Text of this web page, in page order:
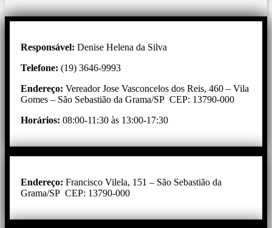
Responsável: Denise Helena da Silva
Telefone: (19) 3646-9993
Endereço: Vereador Jose Vasconcelos dos Reis, 460 – Vila
Gomes – São Sebastião da Grama/SP CEP: 13790-000
Horários: 08:00-11:30 às 13:00-17:30
Endereço: Francisco Vilela, 151 – São Sebastião da
Grama/SP CEP: 13790-000